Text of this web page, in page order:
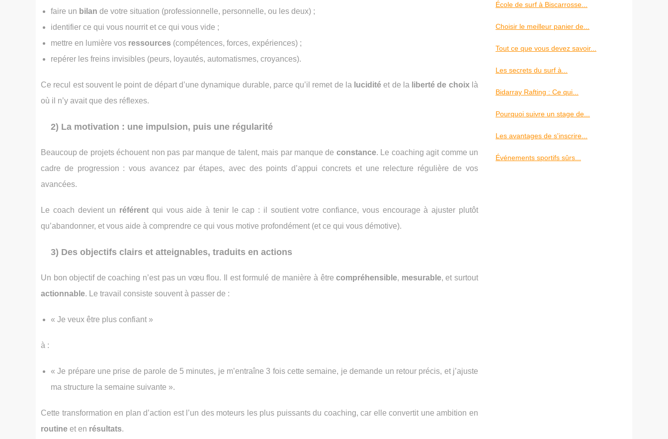
faire un bilan de votre situation (professionnelle, personnelle, ou les deux) ;
identifier ce qui vous nourrit et ce qui vous vide ;
mettre en lumière vos ressources (compétences, forces, expériences) ;
repérer les freins invisibles (peurs, loyautés, automatismes, croyances).
Ce recul est souvent le point de départ d’une dynamique durable, parce qu’il remet de la lucidité et de la liberté de choixlà
où il n’y avait que des réflexes.
2) La motivation : une impulsion, puis une régularité
Beaucoup de projets échouent non pas par manque de talent, mais par manque de constance. Le coaching agit comme un
cadre de progression : vous avancez par étapes, avec des points d’appui concrets et une relecture régulière de vos
avancées.
Le coach devient un référent qui vous aide à tenir le cap : il soutient votre confiance, vous encourage à ajuster plutôt
qu’abandonner, et vous aide à comprendre ce qui vous motive profondément (et ce qui vous démotive).
3) Des objectifs clairs et atteignables, traduits en actions
Un bon objectif de coaching n’est pas un vœu flou. Il est formulé de manière à êtrecompréhensible, mesurable, et surtout
actionnable. Le travail consiste souvent à passer de :
« Je veux être plus confiant »
à :
« Je prépare une prise de parole de 5 minutes, je m’entraîne 3 fois cette semaine, je demande un retour précis, et j’ajuste
ma structure la semaine suivante ».
Cette transformation en plan d’action est l’un des moteurs les plus puissants du coaching, car elle convertit une ambition en
routine et en résultats.
École de surf à Biscarrosse...
Choisir le meilleur panier de...
Tout ce que vous devez savoir...
Les secrets du surf à...
Bidarray Rafting : Ce qui...
Pourquoi suivre un stage de...
Les avantages de s'inscrire...
Événements sportifs sûrs...